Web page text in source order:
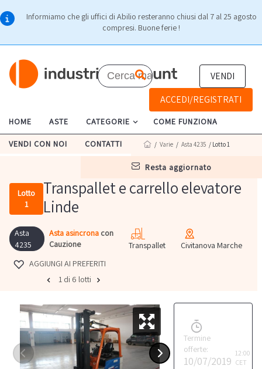
Informiamo che gli uffici di Abilio resteranno chiusi dal 7 al 25 agosto
compresi. Buone ferie !
VENDI
ACCEDI/REGISTRATI
HOME ASTE CATEGORIE COME FUNZIONA
VENDI CON NOI CONTATTI
resta aggiornato
/ Varie / Asta 4235 / Lotto 1
Lotto
1
Transpallet e carrello elevatore
Linde
Asta
4235
Asta asincrona con
Cauzione
Transpallet
Civitanova Marche
AGGIUNGI AI PREFERITI
1 di 6 lotti
Termine
offerte:
10/07/2019
12:00
CET